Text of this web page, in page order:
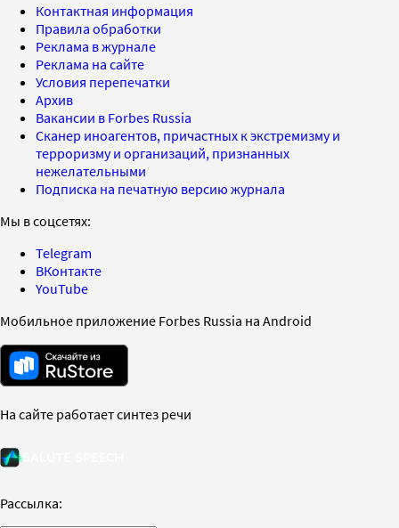
Контактная информация
Правила обработки
Реклама в журнале
Реклама на сайте
Условия перепечатки
Архив
Вакансии в Forbes Russia
Сканер иноагентов, причастных к экстремизму и
терроризму и организаций, признанных
нежелательными
Подписка на печатную версию журнала
Мы в соцсетях:
Telegram
ВКонтакте
YouTube
Мобильное приложение Forbes Russia на Android
На сайте работает синтез речи
Рассылка: